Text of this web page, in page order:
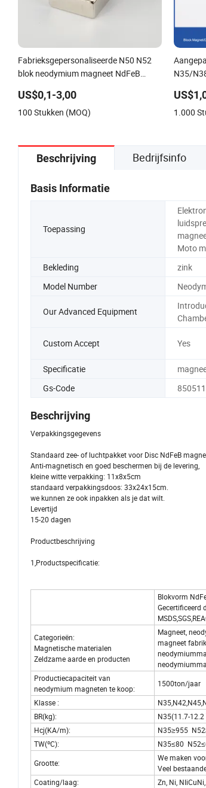
Fabrieksgepersonaliseerde N50 N52
blok neodymium magneet NdFeB
US$0,1-3,00
100 Stukken (MOQ)
N35/
Blok
1.000
Beschrijving Bedrijfsinfo
Basis Informatie
Toepassing
Moto
Bekleding zink
Model Number
Our Advanced Equipment
Custom Accept Yes
Specificatie
Gs-Code
Beschrijving
Verpakkingsgegevens
Standaard zee- of luchtpakket voor Disc NdFeB
Anti-magnetisch en goed beschermen bij de levering,
kleine witte verpakking: 11x8x5cm
standaard verpakkingsdoos: 33x24x15cm.
we kunnen ze ook inpakken als je dat wilt.
Levertijd
15-20 dagen
Productbeschrijving
1,Productspecificatie:
Blokvorm
Gecertificeerd
Categorieën:
Magnetische materialen
Zeldzame aarde en producten
Magneet,
magneet
Productiecapaciteit van
neodymium magneten te koop:
1500ton/jaar
Klasse :
BR(kg):
N35(11.7-
Hcj(KA/m):
N35≥955
TW(ºC):
N35≤80
Grootte:
We maken
Veel
Coating/laag:
Zn, Ni,